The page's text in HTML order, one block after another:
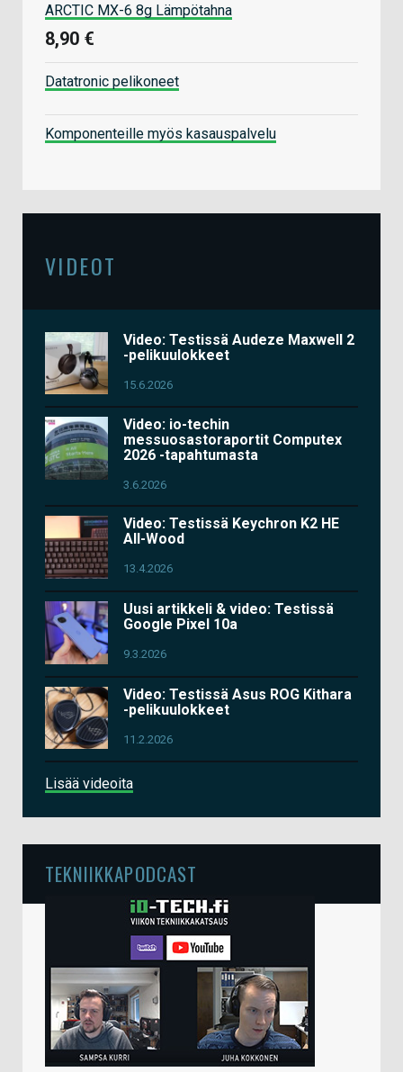
ARCTIC MX-6 8g Lämpötahna
8,90 €
Datatronic pelikoneet
Komponenteille myös kasauspalvelu
VIDEOT
Video: Testissä Audeze Maxwell 2
-pelikuulokkeet
15.6.2026
Video: io-techin
messuosastoraportit Computex
2026 -tapahtumasta
3.6.2026
Video: Testissä Keychron K2 HE
All-Wood
13.4.2026
Uusi artikkeli & video: Testissä
Google Pixel 10a
9.3.2026
Video: Testissä Asus ROG Kithara
-pelikuulokkeet
11.2.2026
Lisää videoita
TEKNIIKKAPODCAST